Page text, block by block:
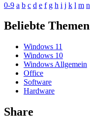
0-9 a b c d e f g h i j k l m n
Beliebte Themen
Windows 11
Windows 10
Windows Allgemein
Office
Software
Hardware
Share